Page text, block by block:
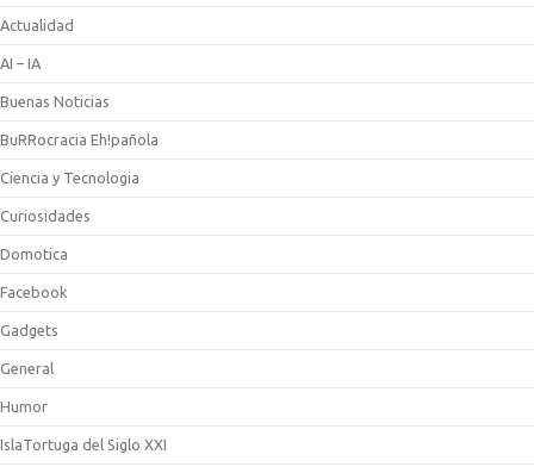
Actualidad
AI – IA
Buenas Noticias
BuRRocracia Eh!pañola
Ciencia y Tecnologia
Curiosidades
Domotica
Facebook
Gadgets
General
Humor
IslaTortuga del Siglo XXI